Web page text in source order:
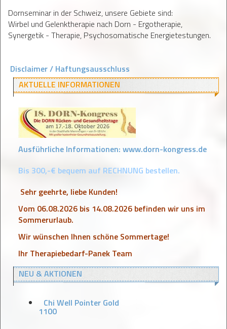
Dornseminar in der Schweiz, unsere Gebiete sind:
Wirbel und Gelenktherapie nach Dorn - Ergotherapie,
Synergetik - Therapie, Psychosomatische Energietestungen.
Disclaimer / Haftungsausschluss
AKTUELLE INFORMATIONEN
Ausführliche Informationen: www.dorn-kongress.de
Bis 300,-€ bequem auf RECHNUNG bestellen.
Sehr geehrte, liebe Kunden!
Vom 06.08.2026 bis 14.08.2026 befinden wir uns im
Sommerurlaub.
Wir wünschen Ihnen schöne Sommertage!
Ihr Therapiebedarf-Panek Team
NEU & AKTIONEN
Chi Well Pointer Gold
1100